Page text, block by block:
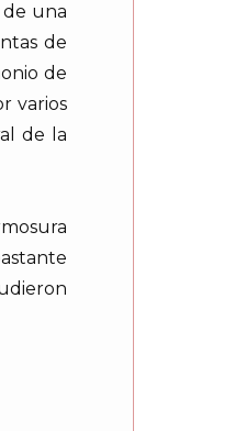
de una
de
de
varios
de la